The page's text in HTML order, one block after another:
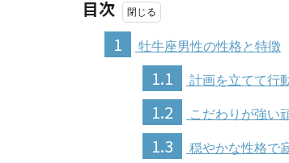
目次
1
牡牛座男性の性格と特徴
1.1 計画を立てて行
1.2 こだわりが強い
1.3 穏やかな性格で